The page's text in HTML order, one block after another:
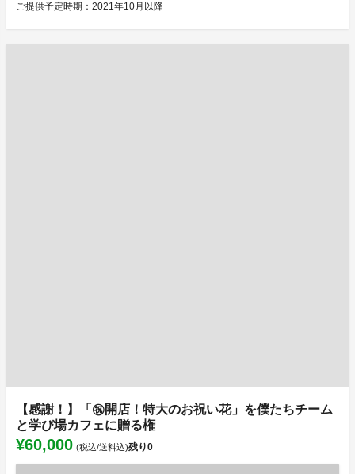
ご提供予定時期：2021年10月以降
【感謝！】「㊗️開店！特大のお祝い花」を僕たちチーム
と学び場カフェに贈る権
¥60,000 (税込/送料込)残り0